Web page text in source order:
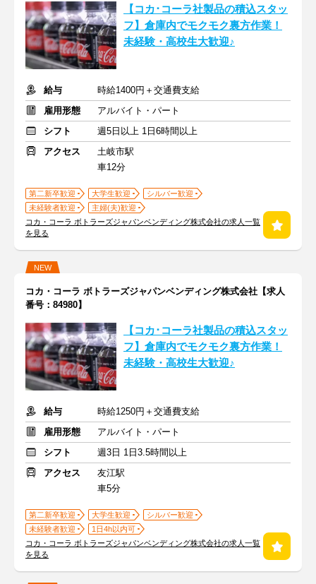
【コカ･コーラ社製品の積込スタッ
フ】倉庫内でモクモク裏方作業！
未経験・高校生大歓迎♪
給与
時給1400円＋交通費支給
雇用形態
アルバイト・パート
シフト
週5日以上 1日6時間以上
アクセス
土岐市駅
車12分
第二新卒歓迎 大学生歓迎
シルバー歓迎
未経験者歓迎
主婦(夫)歓迎
コカ・コーラ ボトラーズジャパンベンディング株式会社の求人一覧
を見る
NEW
コカ・コーラ ボトラーズジャパンベンディング株式会社【求人
番号：84980】
【コカ･コーラ社製品の積込スタッ
フ】倉庫内でモクモク裏方作業！
未経験・高校生大歓迎♪
給与
時給1250円＋交通費支給
雇用形態
アルバイト・パート
シフト
週3日 1日3.5時間以上
アクセス
友江駅
車5分
第二新卒歓迎 大学生歓迎
シルバー歓迎
未経験者歓迎
1日4h以内可
コカ・コーラ ボトラーズジャパンベンディング株式会社の求人一覧
を見る